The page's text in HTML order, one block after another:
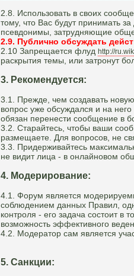
2.8. Использовать в своих
тому, что Вас будут принимать
псевдонимы, затрудняющие
2.9. Публично обсуждать
2.10 Запрещается флуд http://
раскрытия темы, или затронут
3. Рекомендуется:
3.1. Прежде, чем создавать
вопрос уже обсуждался и на
обязан перенести сообщение в
3.2. Старайтесь, чтобы ваши
размещаете. Для вопросов, не
3.3. Придерживайтесь
не видит лица - в онлайновом
4. Модерирование:
4.1. Форум является
соблюдением данных Правил,
контроля - его задача состоит в
возможность эффективного
4.2. Модератор сам является
5. Санкции: